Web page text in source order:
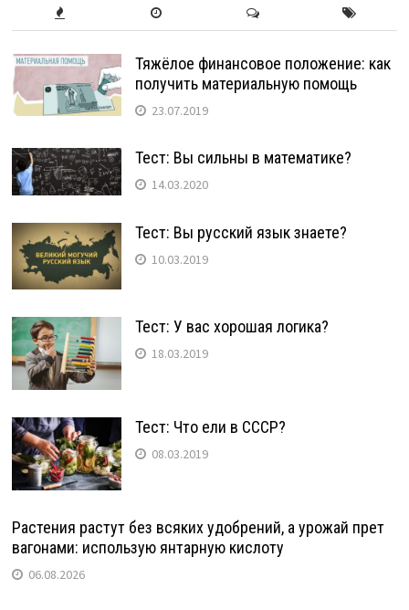
Тяжёлое финансовое положение: как
получить материальную помощь
23.07.2019
Тест: Вы сильны в математике?
14.03.2020
Тест: Вы русский язык знаете?
10.03.2019
Тест: У вас хорошая логика?
18.03.2019
Тест: Что ели в СССР?
08.03.2019
Растения растут без всяких удобрений, а урожай прет
вагонами: использую янтарную кислоту
06.08.2026